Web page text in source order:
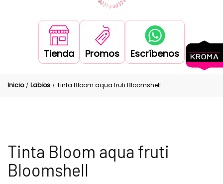
Tienda Promos Escríbenos
Inicio / Labios / Tinta Bloom aqua fruti Bloomshell
Tinta Bloom aqua fruti
Bloomshell